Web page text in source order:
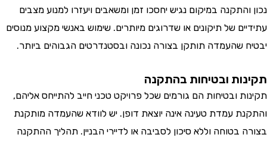
במיקום נגיש יחסכו זמן ומשאבים ויעזרו למנוע מצבים
של תיקונים או שדרוגים מיותרים. שימוש באנשי מקצוע מנוסים
שהעמדה תותקן בצורה נכונה ובסטנדרטים הגבוהים ביותר.
ובטיחות בהתקנה
ובטיחות הם גורמים שכל פרויקט טכני חייב להתייחס אליהם,
עמדת טעינה אינה יוצאת דופן. יש לוודא שהעמדה מותקנת
בטוחה וללא סיכון לסביבה או לדיירי הבניין. תהליך ההתקנה